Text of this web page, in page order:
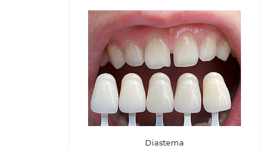
Diastema